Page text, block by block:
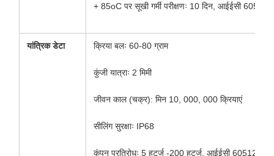
+ 85oC पर सूखी गर्मी परीक्षणः 10 दिन, आईईसी 60512-
यांत्रिक डेटा क्रिया बलः 60-80 ग्राम
कुंजी यात्राः 2 मिमी
जीवन काल (चक्र): मिन 10, 000, 000 क्रियाएं
सीलिंग सुरक्षाः IP68
कंपन प्रतिरोधः 5 हर्ट्ज -200 हर्ट्ज, आईईसी 60512-4